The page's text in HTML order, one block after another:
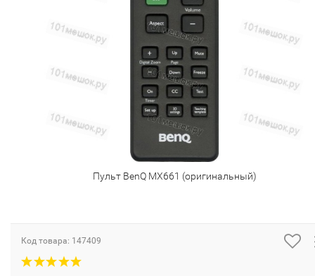
Пульт BenQ MX661 (оригинальный)
Код товара: 147409